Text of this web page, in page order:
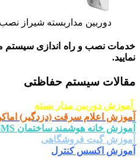
دوربین مداربسته شیراز
خدمات نصب و راه اندازی سیستم
نمایید.
مقالات سیستم حفاظتی
آموزش دوربین مدار بسته
آموزش اعلام سرقت (دزدگیر)
آموزش خانه هوشمند ساختمان BMS
آموزش گیت فروشگاهی
آموزش اکسس کنترل